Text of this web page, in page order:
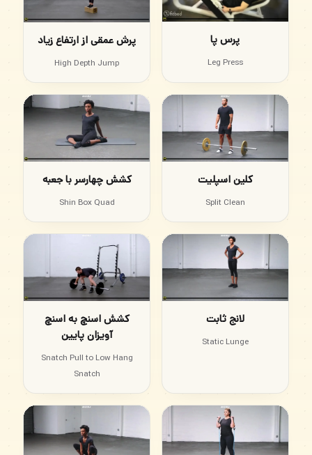
پرس پا
Leg Press
پرش عمقی از ارتفاع زیاد
High Depth Jump
کلین اسپلیت
Split Clean
کشش چهارسر با جعبه
Shin Box Quad
لانج ثابت
Static Lunge
کشش اسنچ به اسنچ
آویزان پایین
Snatch Pull to Low Hang
Snatch